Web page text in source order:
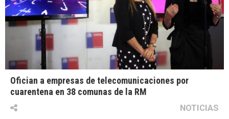
Ofician a empresas de telecomunicaciones por
cuarentena en 38 comunas de la RM
NOTICIAS